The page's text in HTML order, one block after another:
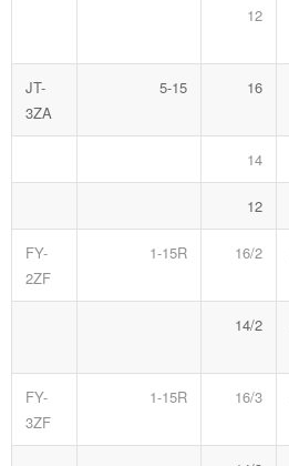
12
JT-
3ZA
5-15 16
14
12
FY-
2ZF
1-15R 16/2
14/2
FY-
3ZF
1-15R 16/3